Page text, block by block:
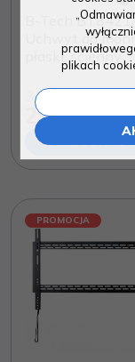
B-Tech
Uchwyt do
płaski, ścienny
314.10
290.00PLN
ZOBACZ
PROMOCJA
plikach